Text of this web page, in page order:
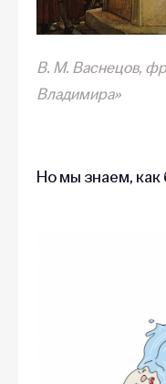
В. М. Васнецов,
Владимира»
Но мы знаем,